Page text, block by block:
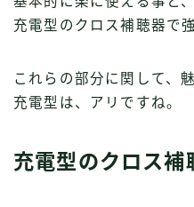
充電型のクロス補聴器で
これらの部分に関して、
充電型は、アリですね。
充電型のクロス補